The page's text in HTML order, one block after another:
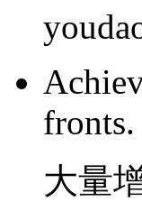
fronts.
大量